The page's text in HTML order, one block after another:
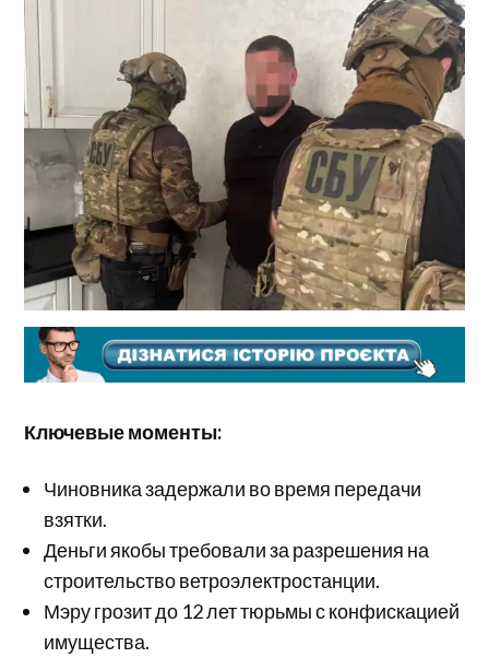
Ключевые моменты:
Чиновника задержали во время передачи
взятки.
Деньги якобы требовали за разрешения на
строительство ветроэлектростанции.
Мэру грозит до 12 лет тюрьмы с конфискацией
имущества.